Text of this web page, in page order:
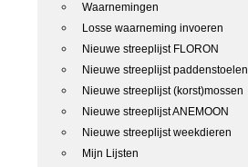
Waarnemingen
Losse waarneming invoeren
Nieuwe streeplijst FLORON
Nieuwe streeplijst paddenstoelen
Nieuwe streeplijst (korst)mossen
Nieuwe streeplijst ANEMOON
Nieuwe streeplijst weekdieren
Mijn Lijsten